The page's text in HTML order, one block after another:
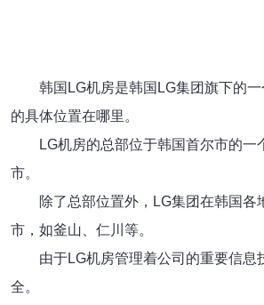
韩国LG机房是韩国LG集团旗下的
的具体位置在哪里。
LG机房的总部位于韩国首尔市的
市。
除了总部位置外，LG集团在韩国
市，如釜山、仁川等。
由于LG机房管理着公司的重要信
全。